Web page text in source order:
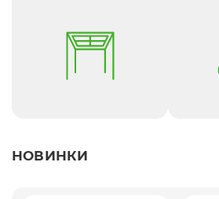
НОВИНКИ